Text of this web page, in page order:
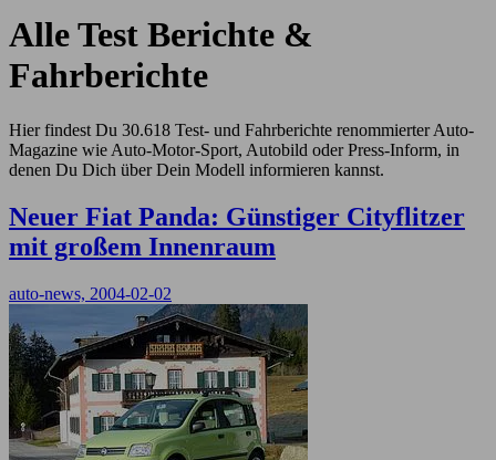
Alle Test Berichte &
Fahrberichte
Hier findest Du 30.618 Test- und Fahrberichte renommierter Auto-
Magazine wie Auto-Motor-Sport, Autobild oder Press-Inform, in
denen Du Dich über Dein Modell informieren kannst.
Neuer Fiat Panda: Günstiger Cityflitzer
mit großem Innenraum
auto-news, 2004-02-02